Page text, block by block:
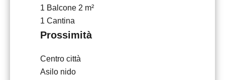
1 Balcone 2 m²
1 Cantina
Prossimità
Centro città
Asilo nido